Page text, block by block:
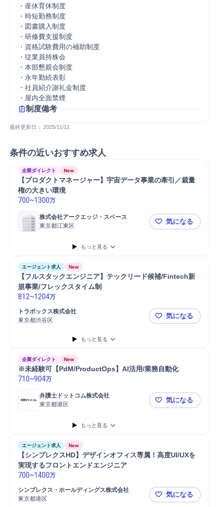
・産休育休制度
・時短勤務制度
・図書購入制度
・研修費支援制度
・資格試験費用の補助制度
・従業員持株会
・本部懇親会制度
・永年勤続表彰
・社員紹介謝礼金制度
・屋内全面禁煙
制度備考
最終更新日： 2025/11/11
条件の近いおすすめ求人
企業ダイレクト New
【プロダクトマネージャー】宇宙データ事業の牽引／裁量
権の大きい環境
700~1300万
株式会社アークエッジ・スペース
東京都江東区
【プロダク
気になる
もっと見る
エージェント求人 New
【フルスタックエンジニア】テックリード候補/Fintech新
規事業/フレックスタイム制
812~1204万
トラボックス株式会社
東京都渋谷区
【フルスタ
気になる
もっと見る
企業ダイレクト New
※未経験可【PdM/ProductOps】AI活用/業務自動化
710~904万
弁護士ドットコム株式会社
東京都港区
※未経験可
気になる
もっと見る
エージェント求人 New
【シンプレクスHD】デザインオフィス専属！高度UI/UXを
実現するフロントエンドエンジニア
700~1400万
シンプレクス・ホールディングス株式会社
東京都港区
【シンプレ
気になる